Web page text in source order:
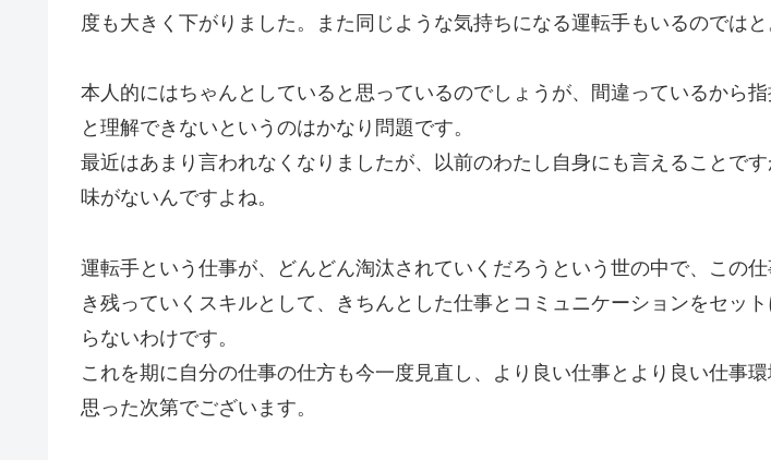
度も大きく下がりました。また同じような気持ちになる運転手もいるのではと
本人的にはちゃんとしていると思っているのでしょうが、間違っているから
と理解できないというのはかなり問題です。
最近はあまり言われなくなりましたが、以前のわたし自身にも言えることです
味がないんですよね。
運転手という仕事が、どんどん淘汰されていくだろうという世の中で、この
き残っていくスキルとして、きちんとした仕事とコミュニケーションをセッ
らないわけです。
これを期に自分の仕事の仕方も今一度見直し、より良い仕事とより良い仕事
思った次第でございます。